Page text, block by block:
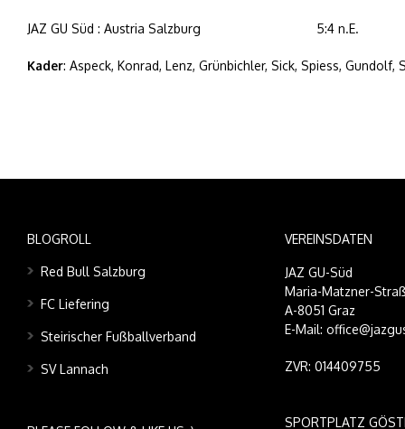
JAZ GU Süd : Austria Salzburg 5:4 n.E.
Kader: Aspeck, Konrad, Lenz, Grünbichler, Sick, Spiess,
BLOGROLL
Red Bull Salzburg
FC Liefering
Steirischer Fußballverband
SV Lannach
VEREINSDATEN
JAZ GU-Süd
Maria-Matzner-
A-8051 Graz
E-Mail:
ZVR: 014409755
SPORTPLATZ